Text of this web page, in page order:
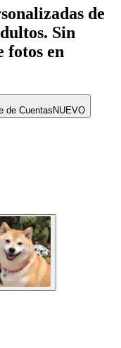
de
Sin
fotos en
de CuentasNUEVO